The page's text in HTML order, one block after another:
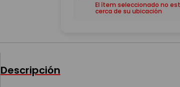
El ítem seleccionado no
cerca de su ubicación
Descripción